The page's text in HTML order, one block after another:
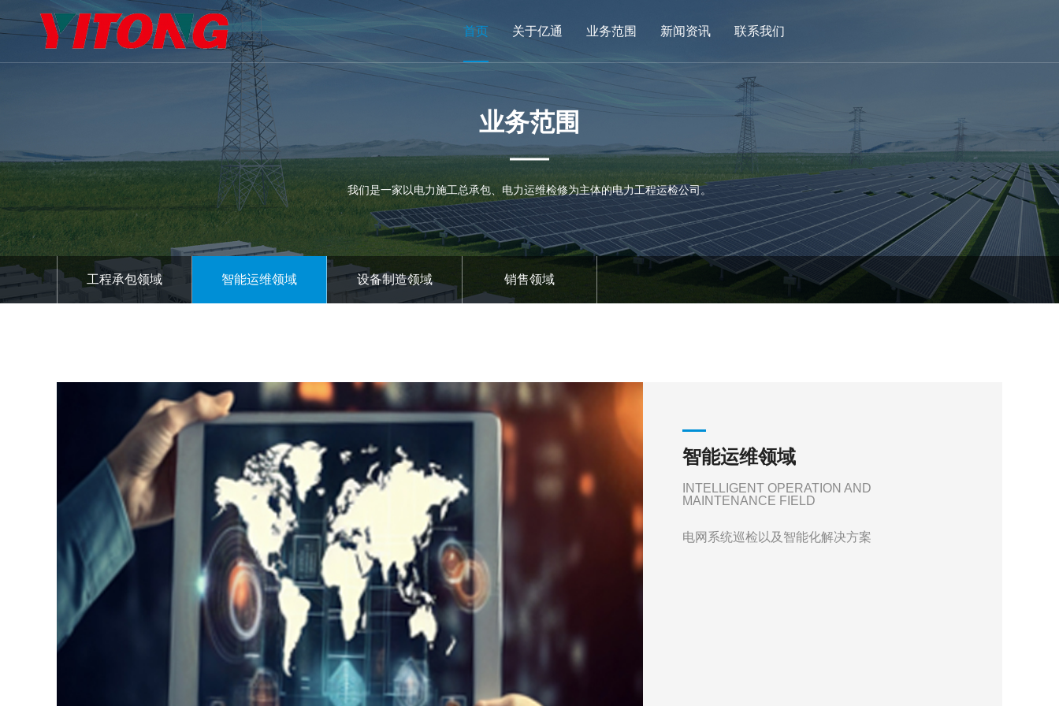
首页 关于亿通 业务范围 新闻资讯 联系我们
业务范围
我们是一家以电力施工总承包、电力运维检修为主体的电力工程运检公司。
工程承包领域 智能运维领域 设备制造领域 销售领域
智能运维领域
INTELLIGENT OPERATION AND
MAINTENANCE FIELD
电网系统巡检以及智能化解决方案